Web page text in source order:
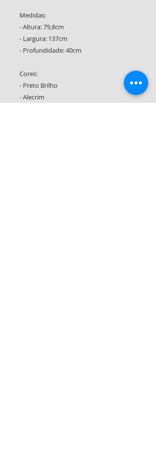
Medidas:
- Altura: 79,8cm
- Largura: 137cm
- Profundidade: 40cm
Cores:
- Preto Brilho
- Alecrim